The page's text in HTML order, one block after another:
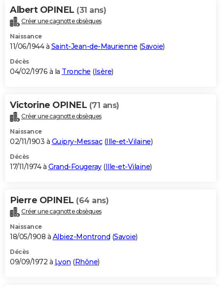
Albert OPINEL (31 ans)
Créer une cagnotte obsèques
Naissance
11/06/1944 à Saint-Jean-de-Maurienne (Savoie)
Décès
04/02/1976 à la Tronche (Isère)
Victorine OPINEL (71 ans)
Créer une cagnotte obsèques
Naissance
02/11/1903 à Guipry-Messac(Ille-et-Vilaine)
Décès
17/11/1974 à Grand-Fougeray(Ille-et-Vilaine)
Pierre OPINEL (64 ans)
Créer une cagnotte obsèques
Naissance
18/05/1908 à Albiez-Montrond (Savoie)
Décès
09/09/1972 à Lyon (Rhône)